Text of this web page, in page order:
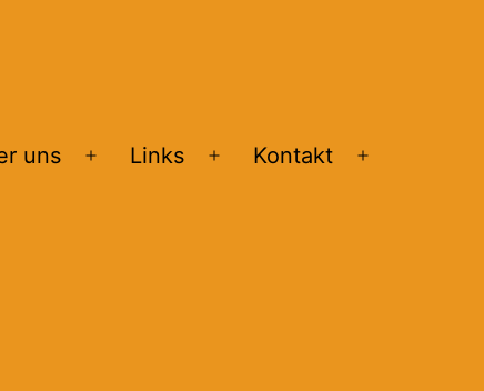
uns
Menü
Links
Menü
Kontakt